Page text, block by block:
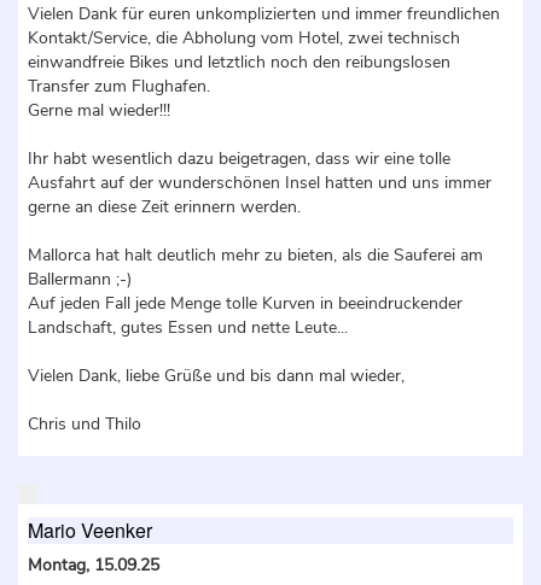
Vielen Dank für euren unkomplizierten und immer freundlichen
Kontakt/Service, die Abholung vom Hotel, zwei technisch
einwandfreie Bikes und letztlich noch den reibungslosen
Transfer zum Flughafen.
Gerne mal wieder!!!
Ihr habt wesentlich dazu beigetragen, dass wir eine tolle
Ausfahrt auf der wunderschönen Insel hatten und uns immer
gerne an diese Zeit erinnern werden.
Mallorca hat halt deutlich mehr zu bieten, als die Sauferei am
Ballermann ;-)
Auf jeden Fall jede Menge tolle Kurven in beeindruckender
Landschaft, gutes Essen und nette Leute...
Vielen Dank, liebe Grüße und bis dann mal wieder,
Chris und Thilo
Mario Veenker
Montag, 15.09.25